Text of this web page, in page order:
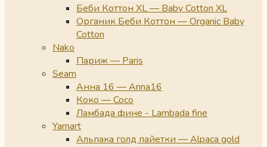
Беби Коттон XL — Baby Cotton XL
Органик Беби Коттон — Organic Baby
Cotton
Nako
Париж — Paris
Seam
Анна 16 — Anna16
Коко — Coco
Ламбада фине - Lambada fine
Yarnart
Альпака голд пайетки — Alpaca gold